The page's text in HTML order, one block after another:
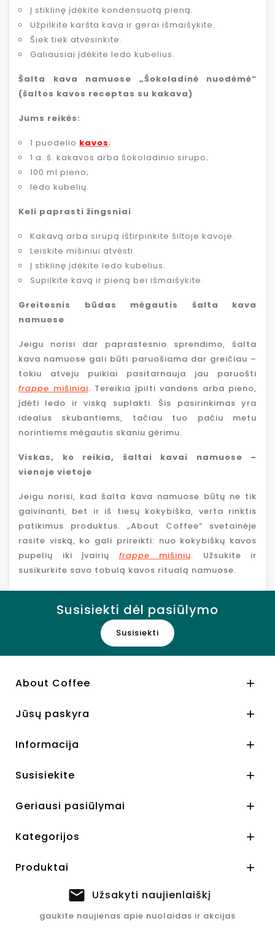
Į stiklinę įdėkite kondensuotą pieną.
Užpilkite karšta kava ir gerai išmaišykite.
Šiek tiek atvėsinkite.
Galiausiai įdėkite ledo kubelius.
Šalta kava namuose „Šokoladinė nuodėmė“
(šaltos kavos receptas su kakava)
Jums reikės:
1 puodelio kavos;
1 a. š. kakavos arba šokoladinio sirupo;
100 ml pieno;
ledo kubelių.
Keli paprasti žingsniai
Kakavą arba sirupą ištirpinkite šiltoje kavoje.
Leiskite mišiniui atvėsti.
Į stiklinę įdėkite ledo kubelius.
Supilkite kavą ir pieną bei išmaišykite.
Greitesnis būdas mėgautis šalta kava
namuose
Jeigu norisi dar paprastesnio sprendimo, šalta
kava namuose gali būti paruošiama dar greičiau –
tokiu atveju puikiai pasitarnauja jau paruošti
frappe mišiniai. Tereikia įpilti vandens arba pieno,
įdėti ledo ir viską suplakti. Šis pasirinkimas yra
idealus skubantiems, tačiau tuo pačiu metu
norintiems mėgautis skaniu gėrimu.
Viskas, ko reikia, šaltai kavai namuose –
vienoje vietoje
Jeigu norisi, kad šalta kava namuose būtų ne tik
gaivinanti, bet ir iš tiesų kokybiška, verta rinktis
patikimus produktus. „About Coffee“ svetainėje
rasite viską, ko gali prireikti: nuo kokybiškų kavos
pupelių iki įvairių frappe mišinių. Užsukite ir
susikurkite savo tobulą kavos ritualą namuose.
Susisiekti dėl pasiūlymo
Susisiekti
About Coffee 
Jūsų paskyra 
Informacija 
Susisiekite 
Geriausi pasiūlymai 
Kategorijos 
Produktai 
Užsakyti naujienlaiškį
gaukite naujienas apie nuolaidas ir akcijas